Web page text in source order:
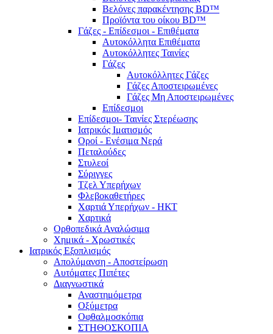
Βελόνες παρακέντησης BD™
Προϊόντα του οίκου BD™
Γάζες - Επίδεσμοι - Επιθέματα
Αυτοκόλλητα Επιθέματα
Αυτοκόλλητες Ταινίες
Γάζες
Αυτοκόλλητες Γάζες
Γάζες Αποστειρωμένες
Γάζες Μη Αποστειρωμένες
Επίδεσμοι
Επίδεσμοι- Ταινίες Στερέωσης
Ιατρικός Ιματισμός
Οροί - Ενέσιμα Νερά
Πεταλούδες
Στυλεοί
Σύριγγες
Τζελ Υπερήχων
Φλεβοκαθετήρες
Χαρτιά Υπερήχων - ΗΚΤ
Χαρτικά
Ορθοπεδικά Αναλώσιμα
Χημικά - Χρωστικές
Ιατρικός Εξοπλισμός
Απολύμανση - Αποστείρωση
Αυτόματες Πιπέτες
Διαγνωστικά
Αναστημόμετρα
Οξύμετρα
Οφθαλμοσκόπια
ΣΤΗΘΟΣΚΟΠΙΑ